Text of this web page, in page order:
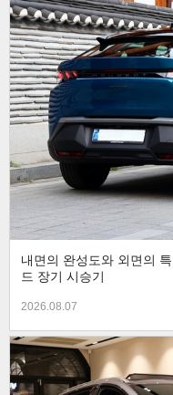
내면의 완성도와 외면의
드 장기 시승기
2026.08.07